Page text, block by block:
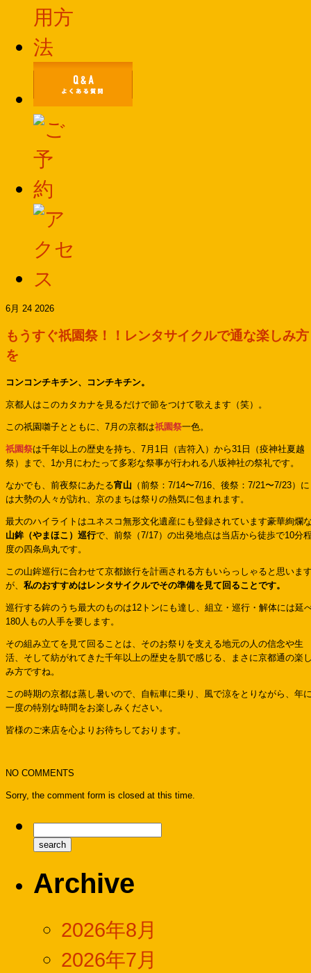
6月 24 2026
もうすぐ祇園祭！！レンタサイクルで通な楽しみ方
を
コンコンチキチン、コンチキチン。
京都人はこのカタカナを見るだけで節をつけて歌えます（笑）。
この祇園囃子とともに、7月の京都は祇園祭一色。
祇園祭は千年以上の歴史を持ち、7月1日（吉符入）から31日（疫神社夏越
祭）まで、1か月にわたって多彩な祭事が行われる八坂神社の祭礼です。
なかでも、前夜祭にあたる宵山 （前祭：7/14〜7/16、後祭：7/21〜7/23）に
は大勢の人々が訪れ、京のまちは祭りの熱気に包まれます。
最大のハイライトはユネスコ無形文化遺産にも登録されています豪華絢爛
山鉾（やまほこ）巡行で、前祭（7/17）の出発地点は当店から徒歩で10分
度の四条烏丸です。
この山鉾巡行に合わせて京都旅行を計画される方もいらっしゃると思いま
が、 私のおすすめはレンタサイクルでその準備を見て回ることです。
巡行する鉾のうち最大のものは12トンにも達し、組立・巡行・解体には延
180人もの人手を要します。
その組み立てを見て回ることは、そのお祭りを支える地元の人の信念や生
活、そして紡がれてきた千年以上の歴史を肌で感じる、まさに京都通の楽
み方ですね。
この時期の京都は蒸し暑いので、自転車に乗り、風で涼をとりながら、年
一度の特別な時間をお楽しみください。
皆様のご来店を心よりお待ちしております。
NO COMMENTS
Sorry, the comment form is closed at this time.
Archive
2026年8月
2026年7月